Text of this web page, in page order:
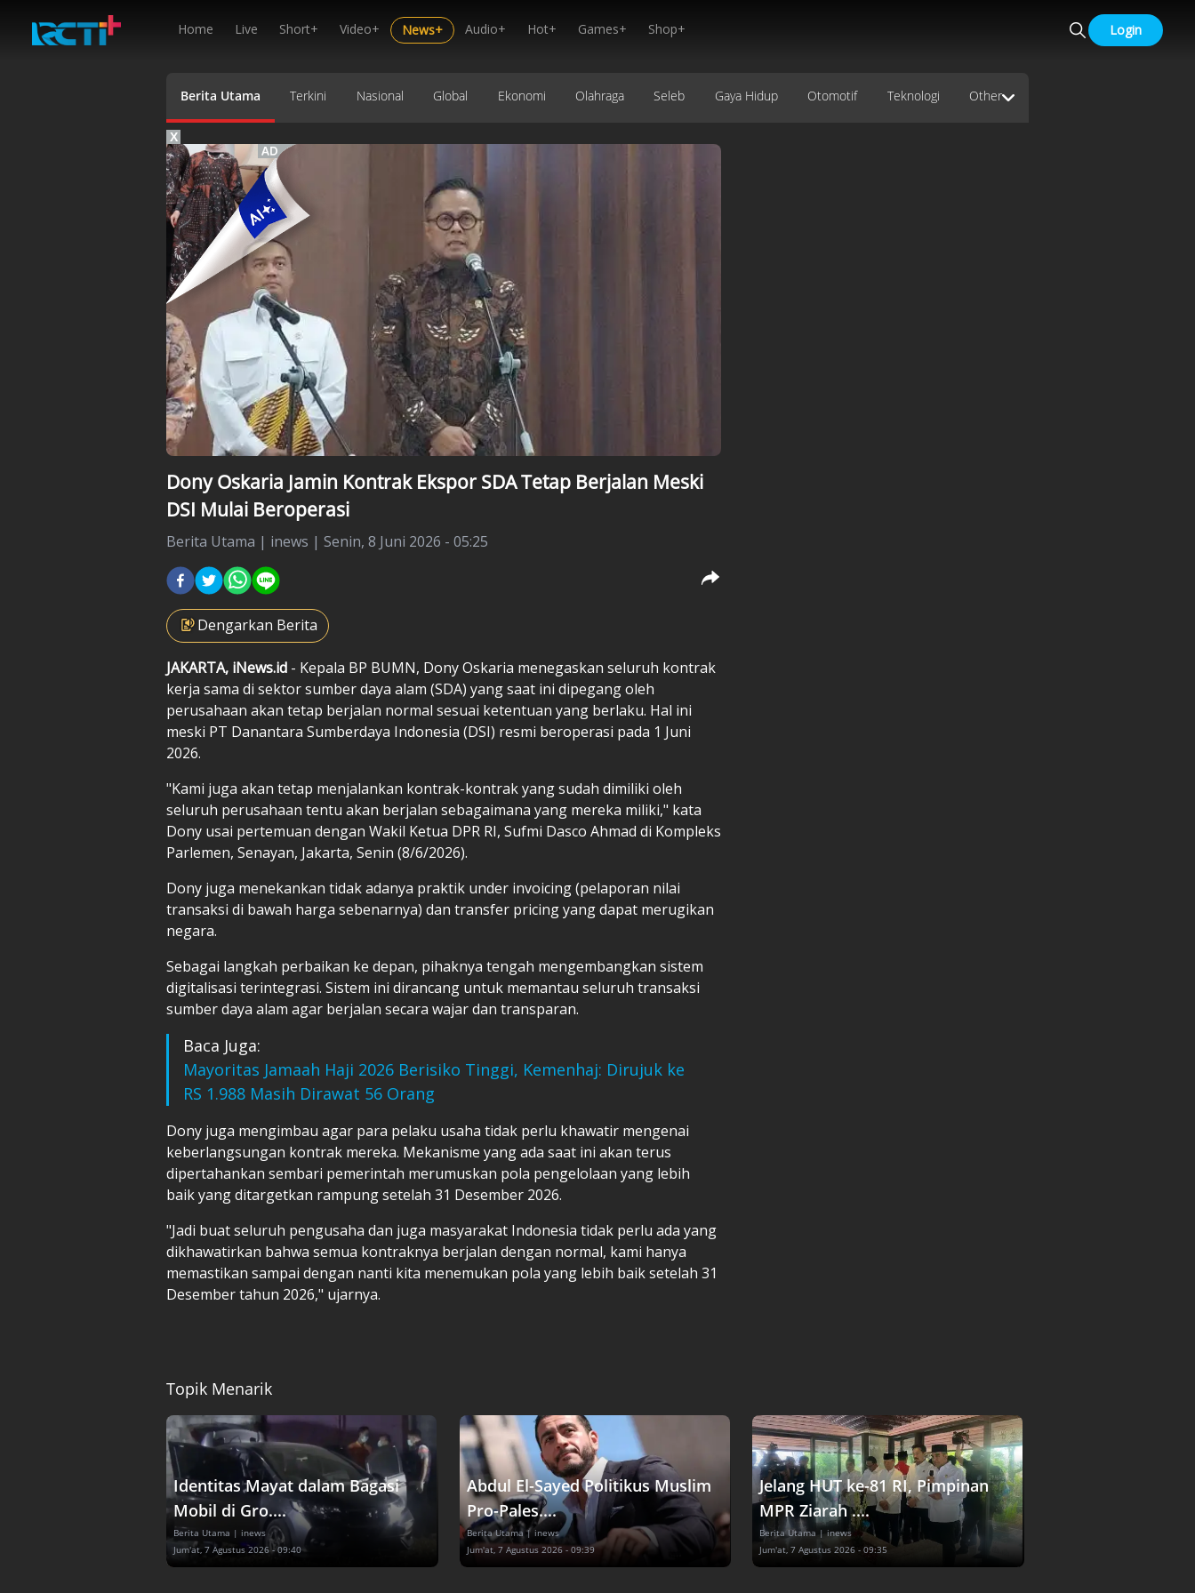
Home Live Short+ Video+ News+ Audio+ Hot+ Games+ Shop+ Login
Berita Utama Terkini Nasional Global Ekonomi Olahraga Seleb Gaya Hidup Otomotif Teknologi Other
Dony Oskaria Jamin Kontrak Ekspor SDA Tetap Berjalan Meski
DSI Mulai Beroperasi
Berita Utama | inews | Senin, 8 Juni 2026 - 05:25
Dengarkan Berita
JAKARTA, iNews.id - Kepala BP BUMN, Dony Oskaria menegaskan seluruh kontrak
kerja sama di sektor sumber daya alam (SDA) yang saat ini dipegang oleh
perusahaan akan tetap berjalan normal sesuai ketentuan yang berlaku. Hal ini
meski PT Danantara Sumberdaya Indonesia (DSI) resmi beroperasi pada 1 Juni
2026.
"Kami juga akan tetap menjalankan kontrak-kontrak yang sudah dimiliki oleh
seluruh perusahaan tentu akan berjalan sebagaimana yang mereka miliki," kata
Dony usai pertemuan dengan Wakil Ketua DPR RI, Sufmi Dasco Ahmad di Kompleks
Parlemen, Senayan, Jakarta, Senin (8/6/2026).
Dony juga menekankan tidak adanya praktik under invoicing (pelaporan nilai
transaksi di bawah harga sebenarnya) dan transfer pricing yang dapat merugikan
negara.
Sebagai langkah perbaikan ke depan, pihaknya tengah mengembangkan sistem
digitalisasi terintegrasi. Sistem ini dirancang untuk memantau seluruh transaksi
sumber daya alam agar berjalan secara wajar dan transparan.
Baca Juga:
Mayoritas Jamaah Haji 2026 Berisiko Tinggi, Kemenhaj: Dirujuk ke
RS 1.988 Masih Dirawat 56 Orang
Dony juga mengimbau agar para pelaku usaha tidak perlu khawatir mengenai
keberlangsungan kontrak mereka. Mekanisme yang ada saat ini akan terus
dipertahankan sembari pemerintah merumuskan pola pengelolaan yang lebih
baik yang ditargetkan rampung setelah 31 Desember 2026.
"Jadi buat seluruh pengusaha dan juga masyarakat Indonesia tidak perlu ada yang
dikhawatirkan bahwa semua kontraknya berjalan dengan normal, kami hanya
memastikan sampai dengan nanti kita menemukan pola yang lebih baik setelah 31
Desember tahun 2026," ujarnya.
Topik Menarik
Identitas Mayat dalam Bagasi
Mobil di Gro....
Berita Utama | inews
Jum'at, 7 Agustus 2026 - 09:40
Abdul El-Sayed Politikus Muslim
Pro-Pales....
Berita Utama | inews
Jum'at, 7 Agustus 2026 - 09:39
Jelang HUT ke-81 RI, Pimpinan
MPR Ziarah ....
Berita Utama | inews
Jum'at, 7 Agustus 2026 - 09:35
X